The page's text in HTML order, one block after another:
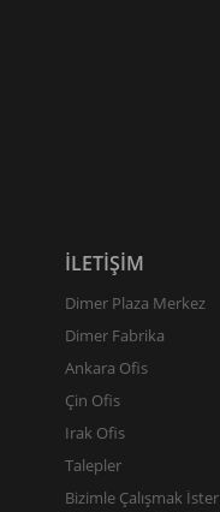
İLETİŞİM
Dimer Plaza Merkez
Dimer Fabrika
Ankara Ofis
Çin Ofis
Irak Ofis
Talepler
Bizimle Çalışmak İster